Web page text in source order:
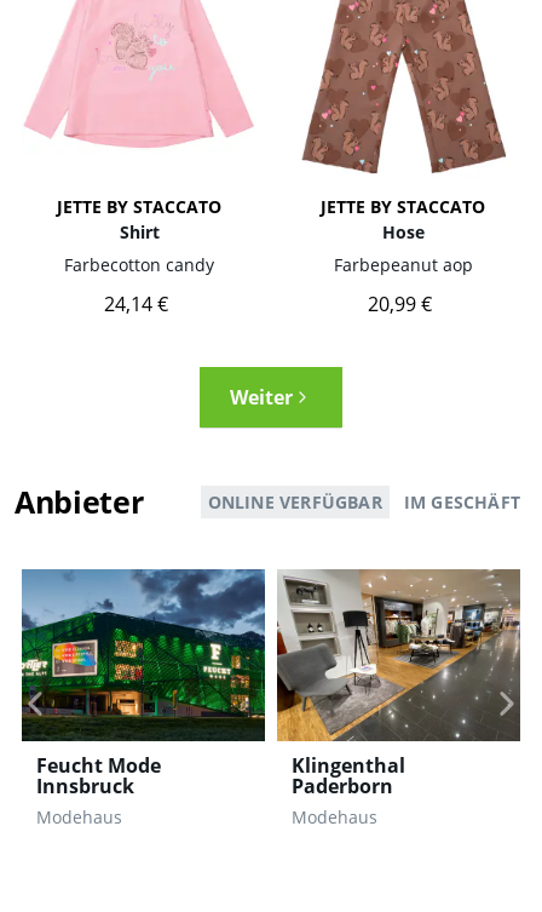
JETTE BY STACCATO
Shirt
Farbecotton candy
24,14 €
JETTE BY STACCATO
Hose
Farbepeanut aop
20,99 €
Weiter
Anbieter ONLINE VERFÜGBAR IM GESCHÄFT
Feucht Mode
Innsbruck
Modehaus
Klingenthal
Paderborn
Modehaus